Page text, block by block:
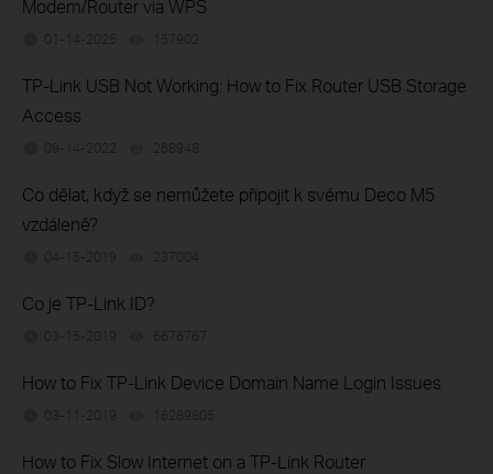
Modem/Router via WPS
01-14-2025 157902
TP-Link USB Not Working: How to Fix Router USB Storage
Access
09-14-2022 268948
Co dělat, když se nemůžete připojit k svému Deco M5
vzdáleně?
04-15-2019 237004
Co je TP-Link ID?
03-15-2019 6676767
How to Fix TP-Link Device Domain Name Login Issues
03-11-2019 16289805
How to Fix Slow Internet on a TP-Link Router